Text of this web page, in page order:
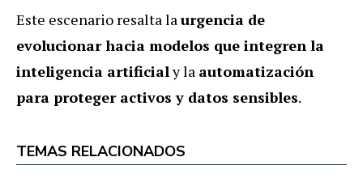
Este escenario resalta laurgencia de
evolucionar hacia modelos que integren la
inteligencia artificialy la automatización
para proteger activos y datos sensibles.
TEMAS RELACIONADOS